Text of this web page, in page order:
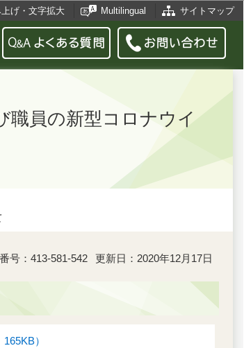
げ・文字拡大 Multilingual サイトマップ
職員の新型コロナウイ
号：413-581-542 更新日：2020年12月17日
）